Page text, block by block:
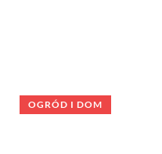
OGRÓD I DOM